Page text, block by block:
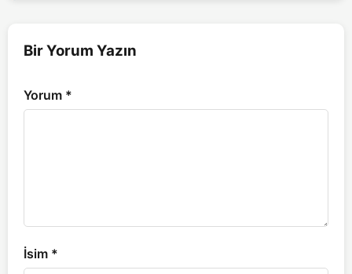
Bir Yorum Yazın
Yorum *
İsim *